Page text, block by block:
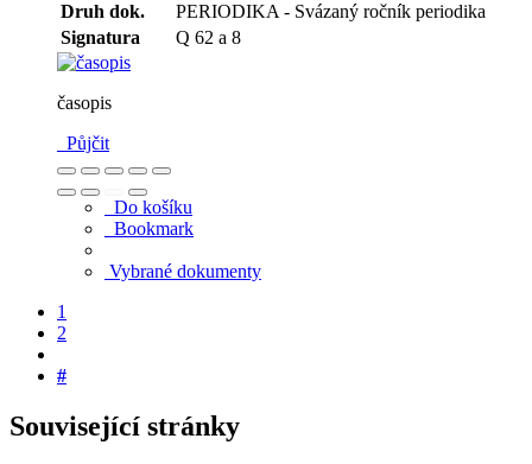
Druh dok.
PERIODIKA - Svázaný ročník periodika
Signatura
Q 62 a 8
časopis
Půjčit
Do košíku
Bookmark
Vybrané dokumenty
1
2
#
Související stránky